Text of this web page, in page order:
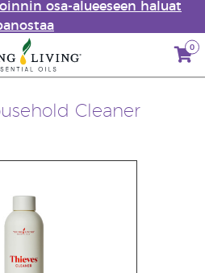
osa-alueeseen haluat
0
Cleaner